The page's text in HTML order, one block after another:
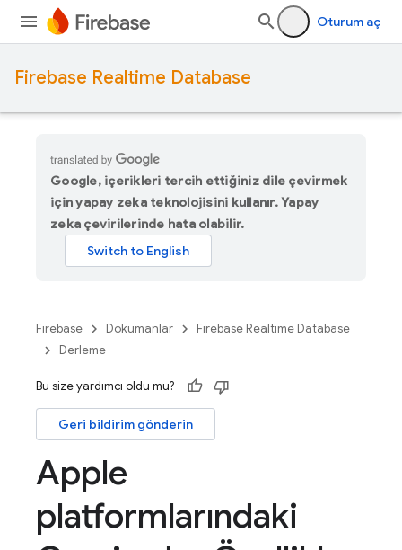
Oturum aç
Firebase Realtime Database
Google, içerikleri tercih ettiğiniz dile çevirmek
için yapay zeka teknolojisini kullanır. Yapay
zeka çevirilerinde hata olabilir.
Firebase Dokümanlar
Firebase Realtime Database
Derleme
Bu size yardımcı oldu mu?
Geri bildirim gönderin
Apple
platformlarındaki